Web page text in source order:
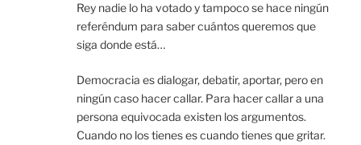
Rey nadie lo ha votado y tampoco se hace ningún
referéndum para saber cuántos queremos que
siga donde está…
Democracia es dialogar, debatir, aportar, pero en
ningún caso hacer callar. Para hacer callar a una
persona equivocada existen los argumentos.
Cuando no los tienes es cuando tienes que gritar.